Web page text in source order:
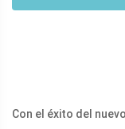
Con el éxito del